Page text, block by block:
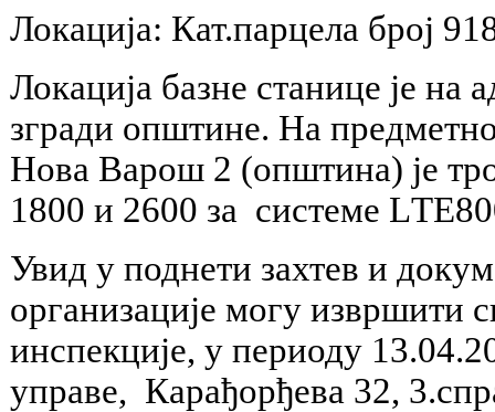
Локација: Кат.парцела број
Локација базне станице је
згради општине. На
Нова Варош 2 (општина) је
1800 и 2600 за системе
Увид у поднети захтев и
организације могу извршити
инспекције, у периоду
управе, Карађорђева 32,